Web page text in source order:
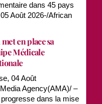
dans 45 pays
Août 2026-/African
en place sa
Médicale
04 Août
Agency(AMA)/ –
dans la mise